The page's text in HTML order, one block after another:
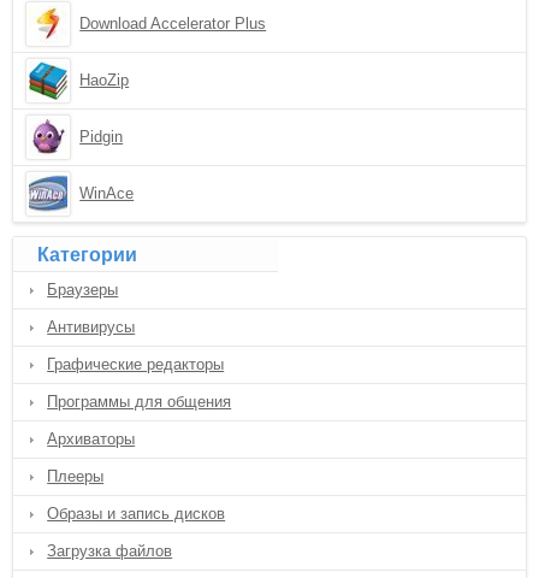
Download Accelerator Plus
HaoZip
Pidgin
WinAce
Категории
Браузеры
Антивирусы
Графические редакторы
Программы для общения
Архиваторы
Плееры
Образы и запись дисков
Загрузка файлов